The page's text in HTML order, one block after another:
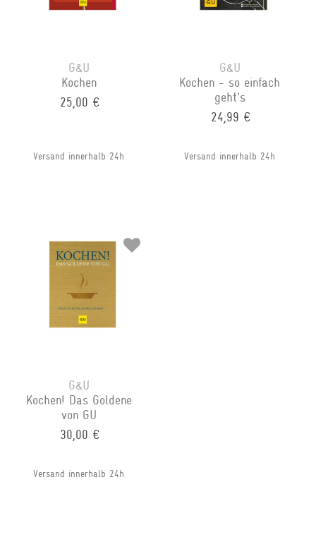
G&U
Kochen
25,00 €
Versand innerhalb 24h
G&U
Kochen - so einfach
geht's
24,99 €
Versand innerhalb 24h
G&U
Kochen! Das Goldene
von GU
30,00 €
Versand innerhalb 24h